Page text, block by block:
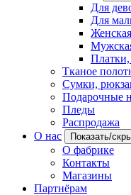
Для
Для
Женская
Тканое
Сумки,
Подарочные
Пледы
Распродажа
О нас
Показать/
О фабрике
Контакты
Магазины
Партнёрам